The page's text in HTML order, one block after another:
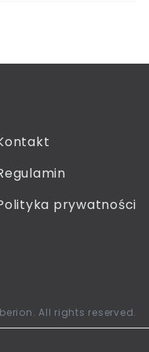
prywatności
All rights reserved.